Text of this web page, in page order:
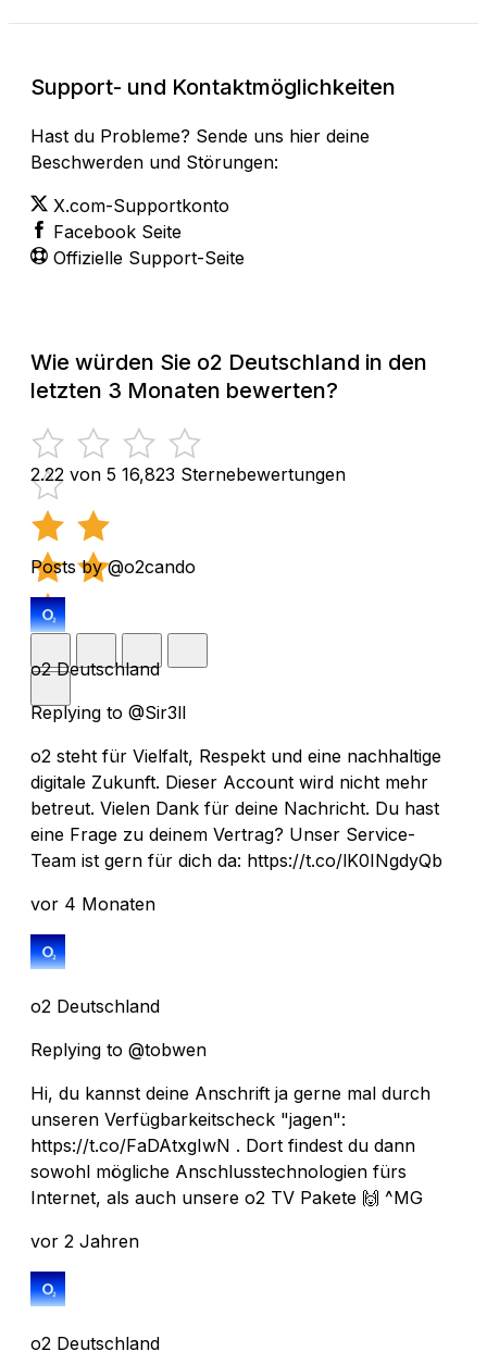
Support- und Kontaktmöglichkeiten
Hast du Probleme? Sende uns hier deine
Beschwerden und Störungen:
X.com-Supportkonto
Facebook Seite
Offizielle Support-Seite
Wie würden Sie o2 Deutschland in den
letzten 3 Monaten bewerten?
2.22 von 5 16,823 Sternebewertungen
Posts by @o2cando
o2 Deutschland
Replying to @Sir3ll
o2 steht für Vielfalt, Respekt und eine nachhaltige
digitale Zukunft. Dieser Account wird nicht mehr
betreut. Vielen Dank für deine Nachricht. Du hast
eine Frage zu deinem Vertrag? Unser Service-
Team ist gern für dich da: https://t.co/lK0INgdyQb
vor 4 Monaten
o2 Deutschland
Replying to @tobwen
Hi, du kannst deine Anschrift ja gerne mal durch
unseren Verfügbarkeitscheck "jagen":
https://t.co/FaDAtxgIwN . Dort findest du dann
sowohl mögliche Anschlusstechnologien fürs
Internet, als auch unsere o2 TV Pakete 🙌 ^MG
vor 2 Jahren
o2 Deutschland